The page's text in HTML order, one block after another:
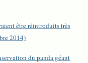
être réintroduits très
2014)
du panda géant